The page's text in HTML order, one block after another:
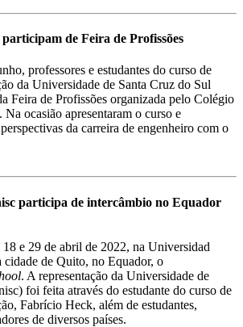
de Feira de Profissões
professores e estudantes do curso de
da Universidade de Santa Cruz do Sul
Feira de Profissões organizada pelo Colégio
ocasião apresentaram o curso e
da carreira de engenheiro com o
participa de intercâmbio no Equador
e 29 de abril de 2022, na Universidad
de Quito, no Equador, o
. A representação da Universidade de
foi feita através do estudante do curso de
Fabrício Heck, além de estudantes,
de diversos países.